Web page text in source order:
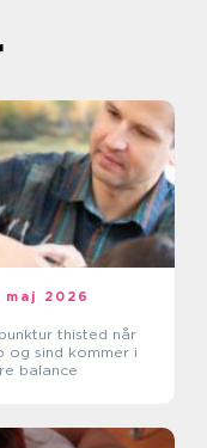
maj 2026
thisted når
og sind kommer i
balance